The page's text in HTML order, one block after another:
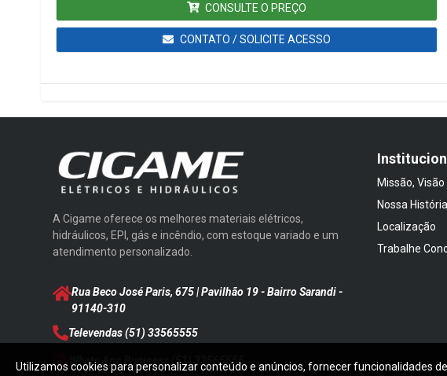
CONSULTE O PREÇO
CONTATO / SOLICITE ACESSO
A Cigame oferece os melhores materiais elétricos,
hidráulicos, EPI, gás e incêndio, com estoque variado e um
atendimento personalizado.
Rua Beco José Paris, 675 | Pavilhão 19 - Bairro Sarandi-
91140-310
Televendas(51) 33565555
Whats App Business (51) 33565555
Missão,
Nossa História
Localização
Trabalhe
Utilizamos cookies para personalizar conteúdo e anúncios, fornecer funcionalidades